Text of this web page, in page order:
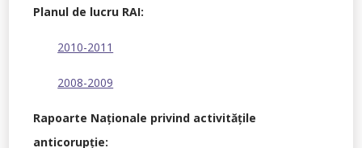
Planul de lucru RAI:
2010-2011
2008-2009
Rapoarte Naţionale privind activităţile
anticorupţie: